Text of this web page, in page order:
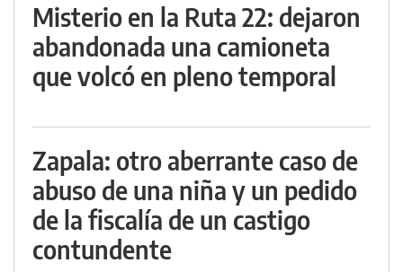
Misterio en la Ruta 22: dejaron
abandonada una camioneta
que volcó en pleno temporal
Zapala: otro aberrante caso de
abuso de una niña y un pedido
de la fiscalía de un castigo
contundente